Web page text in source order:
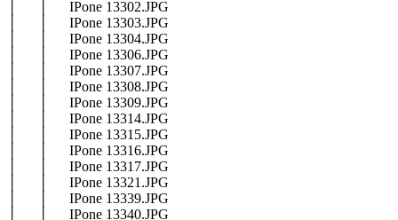
│ │ IPone 13302.JPG
│ │ IPone 13303.JPG
│ │ IPone 13304.JPG
│ │ IPone 13306.JPG
│ │ IPone 13307.JPG
│ │ IPone 13308.JPG
│ │ IPone 13309.JPG
│ │ IPone 13314.JPG
│ │ IPone 13315.JPG
│ │ IPone 13316.JPG
│ │ IPone 13317.JPG
│ │ IPone 13321.JPG
│ │ IPone 13339.JPG
│ │ IPone 13340.JPG